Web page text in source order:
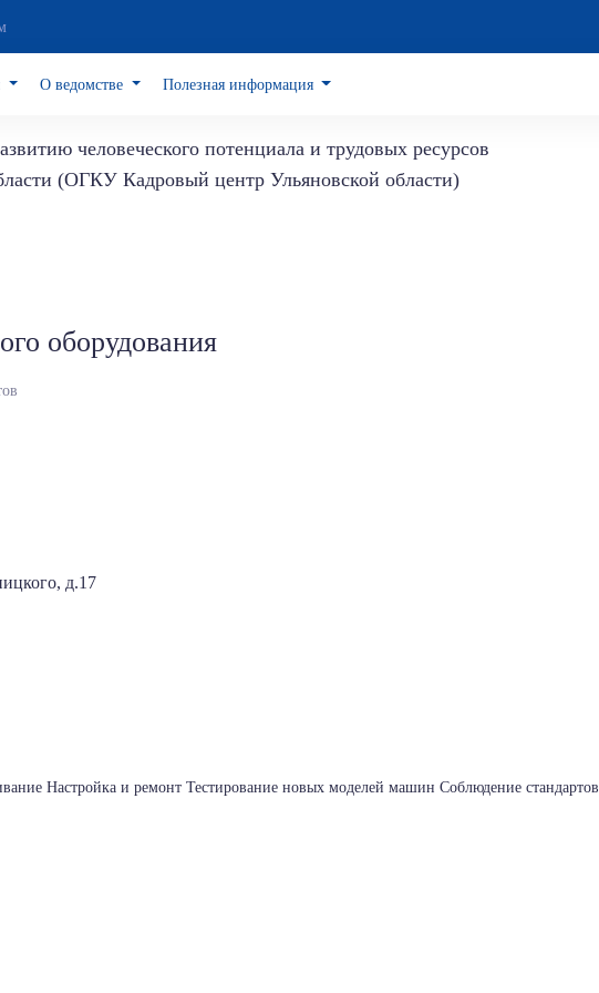
О ведомстве Полезная информация
человеческого потенциала и трудовых ресурсов
(ОГКУ Кадровый центр Ульяновской области)
оборудования
д.17
Настройка и ремонт Тестирование новых моделей машин Соблюдение стандартов